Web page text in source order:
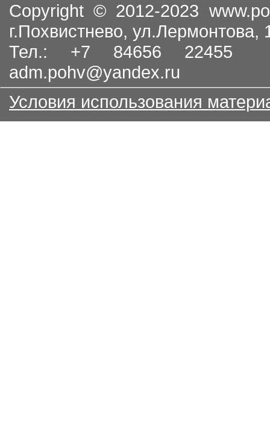
Copyright © 2012-2023
г.Похвистнево, ул.Лермонтова,
Тел.: +7 84656
adm.pohv@yandex.ru
Условия использования